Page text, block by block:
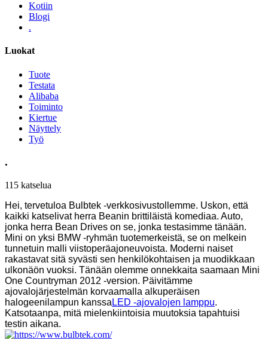
Kotiin
Blogi
.
Luokat
Tuote
Testata
Alibaba
Toiminto
Kiertue
Näyttely
Työ
.
115 katselua
Hei, tervetuloa Bulbtek -verkkosivustollemme. Uskon, että
kaikki katselivat herra Beanin brittiläistä komediaa. Auto,
jonka herra Bean Drives on se, jonka testasimme tänään.
Mini on yksi BMW -ryhmän tuotemerkeistä, se on melkein
tunnetuin malli viistoperäajoneuvoista. Moderni naiset
rakastavat sitä syvästi sen henkilökohtaisen ja muodikkaan
ulkonäön vuoksi. Tänään olemme onnekkaita saamaan Mini
One Countryman 2012 -version. Päivitämme
ajovalojärjestelmän korvaamalla alkuperäisen
halogeenilampun kanssa LED -ajovalojen lamppu.
Katsotaanpa, mitä mielenkiintoisia muutoksia tapahtuisi
testin aikana.